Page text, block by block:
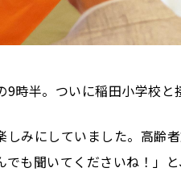
9時半。ついに稲田小学校
しみにしていました。高齢
でも聞いてくださいね！」と